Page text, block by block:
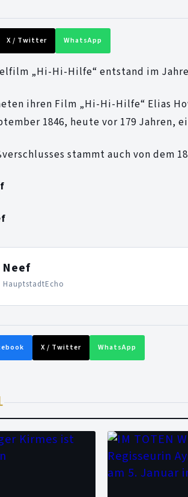
X / Twitter WhatsApp
„Hi-Hi-Hilfe“ entstand im
ihren Film „Hi-Hi-Hilfe“ Elias
1846, heute vor 179 Jahren,
stammt auch von dem
HauptstadtEcho
X / Twitter WhatsApp